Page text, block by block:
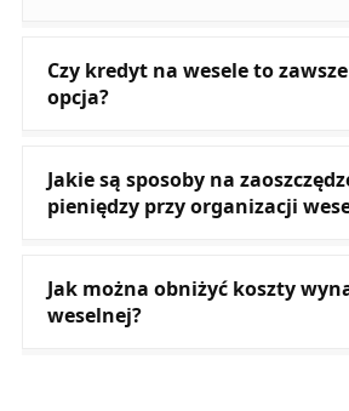
Czy kredyt na wesele to
opcja?
Jakie są sposoby na
pieniędzy przy organizacji
Jak można obniżyć koszty
weselnej?